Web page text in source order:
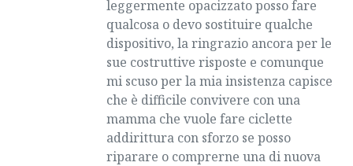
leggermente opacizzato posso fare
qualcosa o devo sostituire qualche
dispositivo, la ringrazio ancora per le
sue costruttive risposte e comunque
mi scuso per la mia insistenza capisce
che è difficile convivere con una
mamma che vuole fare ciclette
addirittura con sforzo se posso
riparare o comprerne una di nuova